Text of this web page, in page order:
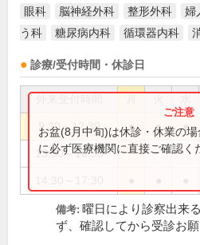
眼科 脳神経外科 整形外科 婦
う科
糖尿病内科 循環器内科
診療/受付時間・休診日
9:30～12:30 ● ● ●
13:30～16:30
お盆(8月中旬)は休診・休業の
に必ず医療機関に直接ご確認く
備考: 曜日により診察出来
ず、確認してから受診お願